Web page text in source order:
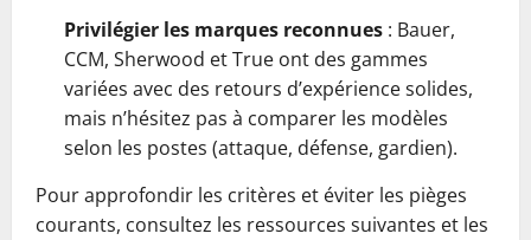
Privilégier les marques reconnues : Bauer,
CCM, Sherwood et True ont des gammes
variées avec des retours d’expérience solides,
mais n’hésitez pas à comparer les modèles
selon les postes (attaque, défense, gardien).
Pour approfondir les critères et éviter les pièges
courants, consultez les ressources suivantes et les